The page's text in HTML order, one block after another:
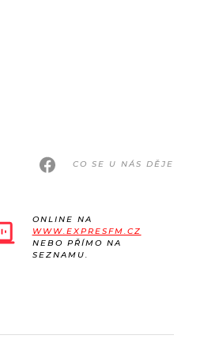
CO SE U NÁS DĚJE
ONLINE NA
WWW.EXPRESFM.CZ
NEBO PŘÍMO NA
SEZNAMU.